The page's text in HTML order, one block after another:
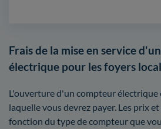
Frais de la mise en service
électrique pour les foyers
L'ouverture d'un compteur
laquelle vous devrez payer. Les prix
fonction du type de compteur que